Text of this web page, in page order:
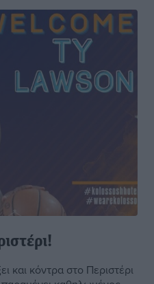
και κόντρα στο Περιστέρι